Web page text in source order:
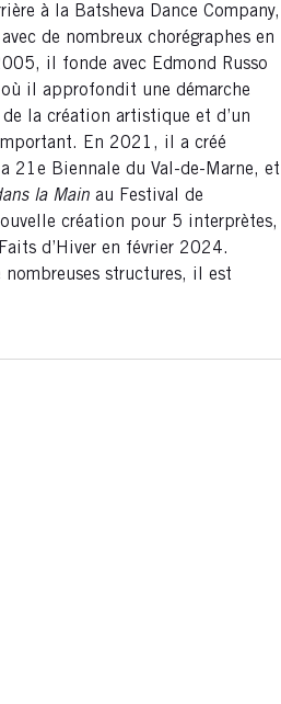
à la Batsheva Dance Company,
de nombreux chorégraphes en
il fonde avec Edmond Russo
il approfondit une démarche
la création artistique et d’un
En 2021, il a créé
21e Biennale du Val-de-Marne, et
la Main au Festival de
création pour 5 interprètes,
d’Hiver en février 2024.
structures, il est